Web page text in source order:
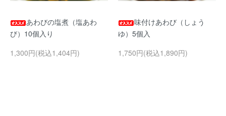
あわびの塩煮（塩あわ
び）10個入り
1,300円(税込1,404円)
味付けあわび（しょう
ゆ）5個入
1,750円(税込1,890円)